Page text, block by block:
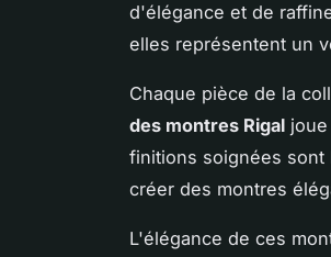
d'élégance et de
elles représentent un
Chaque pièce de la
des montres Rigal
finitions soignées
créer des montres
L'élégance de ces